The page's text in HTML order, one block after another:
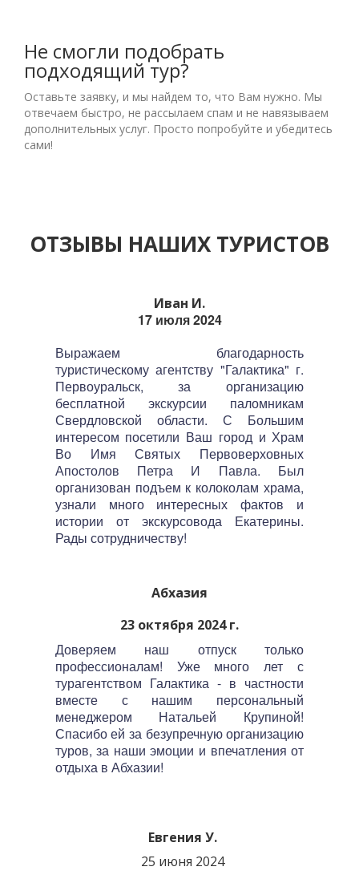
Не смогли подобрать
подходящий тур?
Оставьте заявку, и мы найдем то, что Вам нужно. Мы
отвечаем быстро, не рассылаем спам и не навязываем
дополнительных услуг. Просто попробуйте и убедитесь
сами!
ОТЗЫВЫ НАШИХ ТУРИСТОВ
Иван И.
17 июля 2024
Выражаем благодарность
туристическому агентству "Галактика" г.
Первоуральск, за организацию
бесплатной экскурсии паломникам
Свердловской области. С Большим
интересом посетили Ваш город и Храм
Во Имя Святых Первоверховных
Апостолов Петра И Павла. Был
организован подъем к колоколам храма,
узнали много интересных фактов и
истории от экскурсовода Екатерины.
Рады сотрудничеству!
Абхазия
23 октября 2024 г.
Доверяем наш отпуск только
профессионалам! Уже много лет с
турагентством Галактика - в частности
вместе с нашим персональный
менеджером Натальей Крупиной!
Спасибо ей за безупречную организацию
туров, за наши эмоции и впечатления от
отдыха в Абхазии!
Евгения У.
25 июня 2024